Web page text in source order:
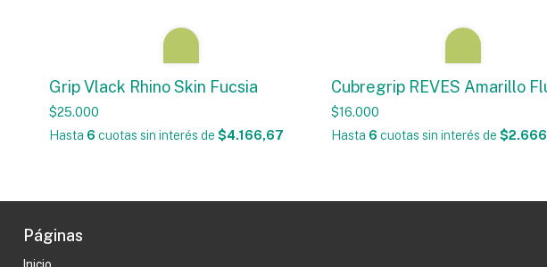
Grip Vlack Rhino Skin Fucsia
$25.000
Hasta 6 cuotas sin interés de $4.166,67
Cubregrip REVES Amarillo
$16.000
Hasta 6 cuotas sin interés de
Páginas